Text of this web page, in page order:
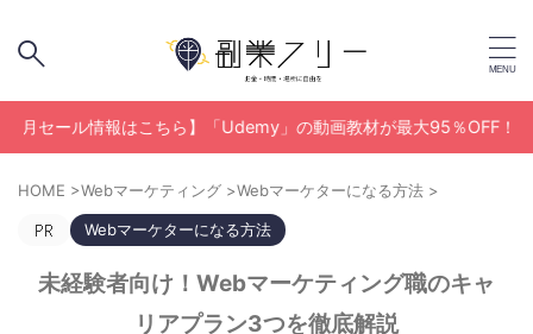
報はこちら】「Udemy」の動画教材が最大95％OFF！
HOME >Webマーケティング >Webマーケターになる方法 >
Webマーケターになる方法
未経験者向け！Webマーケティング職のキャ
リアプラン3つを徹底解説